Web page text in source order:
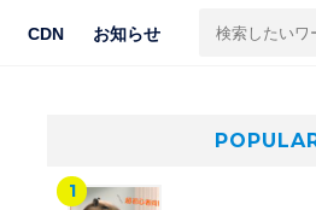
CDN お知らせ